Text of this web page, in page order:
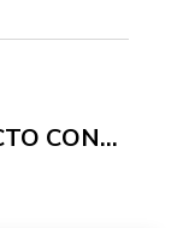
CON...